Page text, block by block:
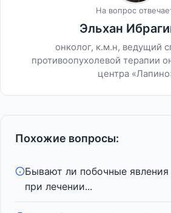
На вопрос
Эльхан
онколог, к.м.н, ведущий
противоопухолевой терапии
центра
Похожие вопросы:
Бывают ли побочные явления
при лечении...